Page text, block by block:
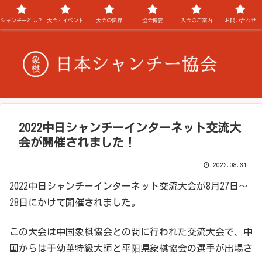
2022中日シャンチーインターネット交流大
会が開催されました！
2022.08.31
2022中日シャンチーインターネット交流大会が8月27日～
28日にかけて開催されました。
この大会は中国象棋協会との間に行われた交流大会で、中
国からは于幼華特級大師と平阳県象棋協会の選手が出場さ
シャンチーとは？ 大会・イベント 大会の記録 協会概要 入会のご案内 お問い合わせ